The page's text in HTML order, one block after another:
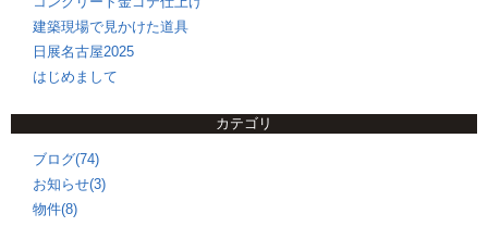
建築現場で見かけた道具
日展名古屋2025
はじめまして
カテゴリ
ブログ(74)
お知らせ(3)
物件(8)